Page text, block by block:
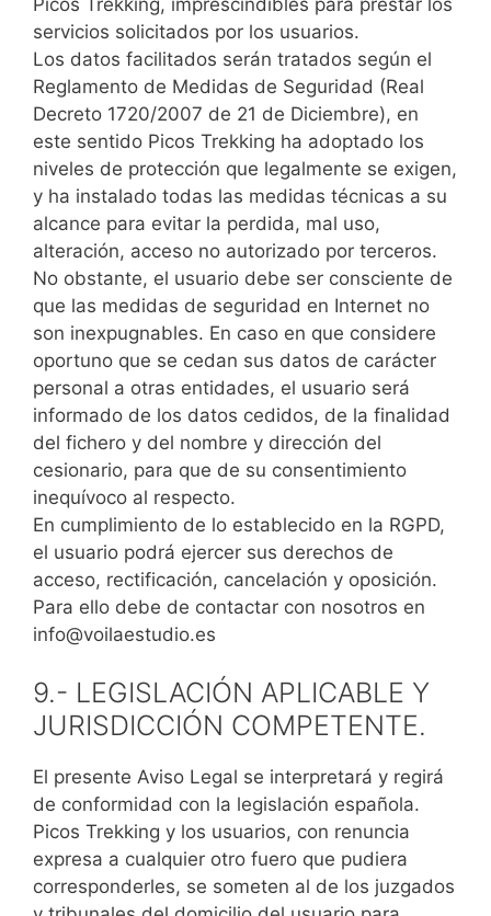
servicios solicitados por los usuarios.
Los datos facilitados serán tratados según el
Reglamento de Medidas de Seguridad (Real
Decreto 1720/2007 de 21 de Diciembre), en
este sentido Picos Trekking ha adoptado los
niveles de protección que legalmente se exigen,
y ha instalado todas las medidas técnicas a su
alcance para evitar la perdida, mal uso,
alteración, acceso no autorizado por terceros.
No obstante, el usuario debe ser consciente de
que las medidas de seguridad en Internet no
son inexpugnables. En caso en que considere
oportuno que se cedan sus datos de carácter
personal a otras entidades, el usuario será
informado de los datos cedidos, de la finalidad
del fichero y del nombre y dirección del
cesionario, para que de su consentimiento
inequívoco al respecto.
En cumplimiento de lo establecido en la RGPD,
el usuario podrá ejercer sus derechos de
acceso, rectificación, cancelación y oposición.
Para ello debe de contactar con nosotros en
info@voilaestudio.es
9.- LEGISLACIÓN APLICABLE Y
JURISDICCIÓN COMPETENTE.
El presente Aviso Legal se interpretará y regirá
de conformidad con la legislación española.
Picos Trekking y los usuarios, con renuncia
expresa a cualquier otro fuero que pudiera
corresponderles, se someten al de los juzgados